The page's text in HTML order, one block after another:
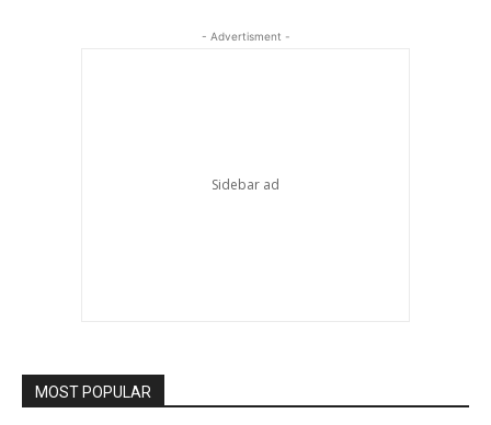
- Advertisment -
MOST POPULAR